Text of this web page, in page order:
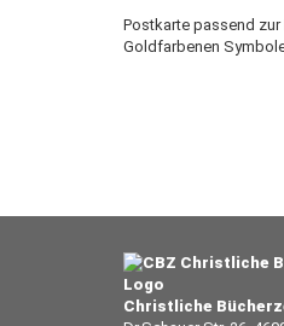
Postkarte passend
Goldfarbenen
Christliche